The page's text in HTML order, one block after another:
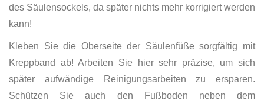
des Säulensockels, da später nichts mehr korrigiert werden
kann!
Kleben Sie die Oberseite der Säulenfüße sorgfältig mit
Kreppband ab! Arbeiten Sie hier sehr präzise, um sich
später aufwändige Reinigungsarbeiten zu ersparen.
Schützen Sie auch den Fußboden neben dem